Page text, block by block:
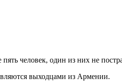
человек, один из них не
выходцами из Армении.